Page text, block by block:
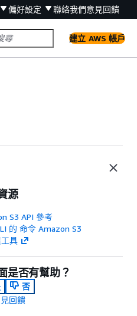
偏好設定 聯絡我們意見回饋
建立 AWS 帳戶
源
S3 API 參考
的 命令 Amazon S3
工具
是否有幫助？
否
回饋